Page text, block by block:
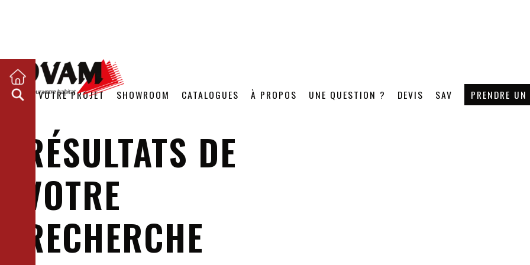
VOTRE PROJET SHOWROOM CATALOGUES À PROPOS UNE QUESTION ? DEVIS SAV PRENDRE
RÉSULTATS DE
VOTRE
RECHERCHE